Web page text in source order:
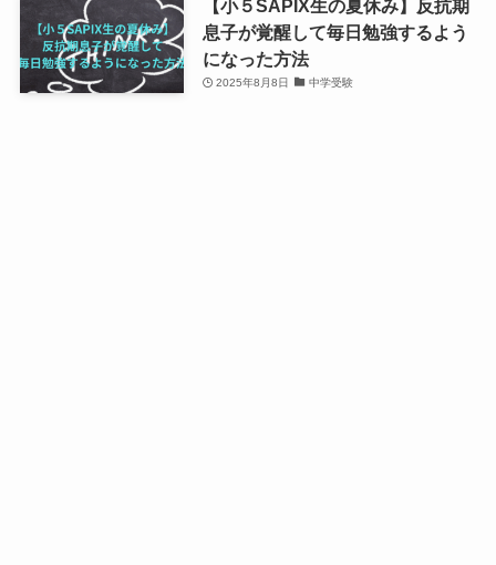
【小５SAPIX生の夏休み】反抗期
息子が覚醒して毎日勉強するよう
になった方法
2025年8月8日 中学受験